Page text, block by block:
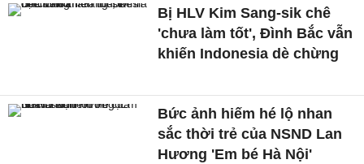
Bị HLV Kim Sang-sik chê
'chưa làm tốt', Đình Bắc vẫn
khiến Indonesia dè chừng
Bức ảnh hiếm hé lộ nhan
sắc thời trẻ của NSND Lan
Hương 'Em bé Hà Nội'